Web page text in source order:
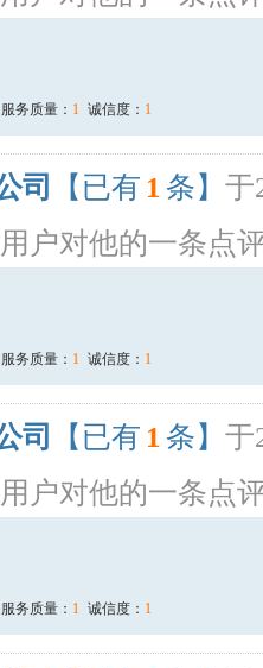
服务质量： 1 诚信度： 1
司 【已有 1 条】 于
用户对他的一条点
服务质量： 1 诚信度： 1
司 【已有 1 条】 于
用户对他的一条点
服务质量： 1 诚信度： 1